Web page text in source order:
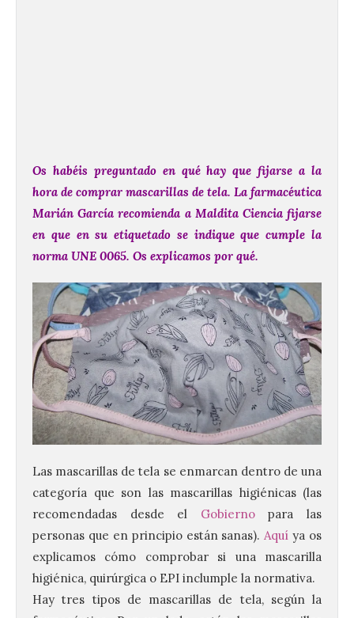
Os habéis preguntado en qué hay que fijarse a la
hora de comprar mascarillas de tela. La farmacéutica
Marián García recomienda a Maldita Ciencia fijarse
en que en su etiquetado se indique que cumple la
norma UNE 0065. Os explicamos por qué.
Las mascarillas de tela se enmarcan dentro de una
categoría que son las mascarillas higiénicas (las
recomendadas desde el Gobiernopara las
personas que en principio están sanas).Aquí ya os
explicamos cómo comprobar si una mascarilla
higiénica, quirúrgica o EPI inclumple la normativa.
Hay tres tipos de mascarillas de tela, según la